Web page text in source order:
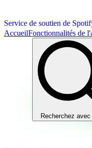
Service de soutien de
AccueilFonctionnalités de
Recherchez